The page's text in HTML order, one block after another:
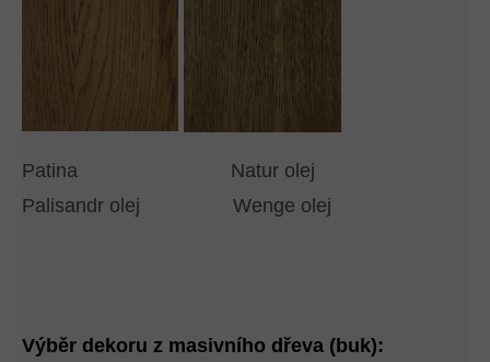
Patina Natur olej
Palisandr olej Wenge olej
Výběr dekoru z masivního dřeva (buk):